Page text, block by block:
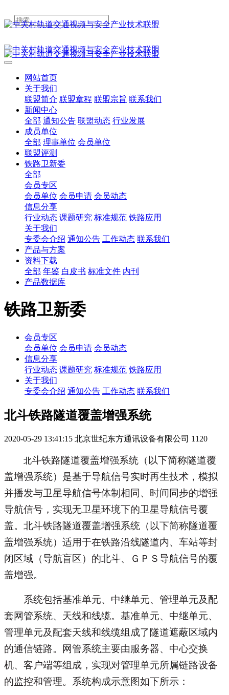
网站首页
关于我们
联盟简介 联盟章程 联盟宗旨 联系我们
新闻中心
全部 通知公告 联盟动态 行业发展
成员单位
全部 理事单位 会员单位
联盟评测
铁路卫新委
全部
会员专区
会员单位 会员申请 会员动态
信息分享
行业动态 课题研究 标准规范 铁路应用
关于我们
专委会介绍 通知公告 工作动态 联系我们
产品与方案
资料下载
全部 年鉴 白皮书 标准文件 内刊
产品数据库
铁路卫新委
会员专区
会员单位 会员申请 会员动态
信息分享
行业动态 课题研究 标准规范 铁路应用
关于我们
专委会介绍 通知公告 工作动态 联系我们
北斗铁路隧道覆盖增强系统
2020-05-29 13:41:15 北京世纪东方通讯设备有限公司 1120
北斗铁路隧道覆盖增强系统（以下简称隧道覆
盖增强系统）是基于导航信号实时再生技术，模拟
并播发与卫星导航信号体制相同、时间同步的增强
导航信号，实现无卫星环境下的卫星导航信号覆
盖。北斗铁路隧道覆盖增强系统（以下简称隧道覆
盖增强系统）适用于在铁路沿线隧道内、车站等封
闭区域（导航盲区）的北斗、ＧＰＳ导航信号的覆
盖增强。
系统包括基准单元、中继单元、管理单元及配
套网管系统、天线和线缆。基准单元、中继单元、
管理单元及配套天线和线缆组成了隧道遮蔽区域内
的通信链路。 网管系统主要由服务器、中心交换
机、客户端等组成，实现对管理单元所属链路设备
的监控和管理。系统构成示意图如下所示：